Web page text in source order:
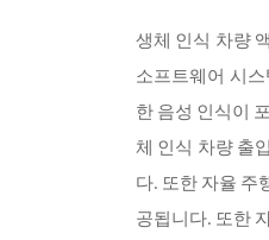
생체 인식 차량
소프트웨어 시
한 음성 인식이
체 인식 차량 출
다. 또한 자율 주
공됩니다. 또한